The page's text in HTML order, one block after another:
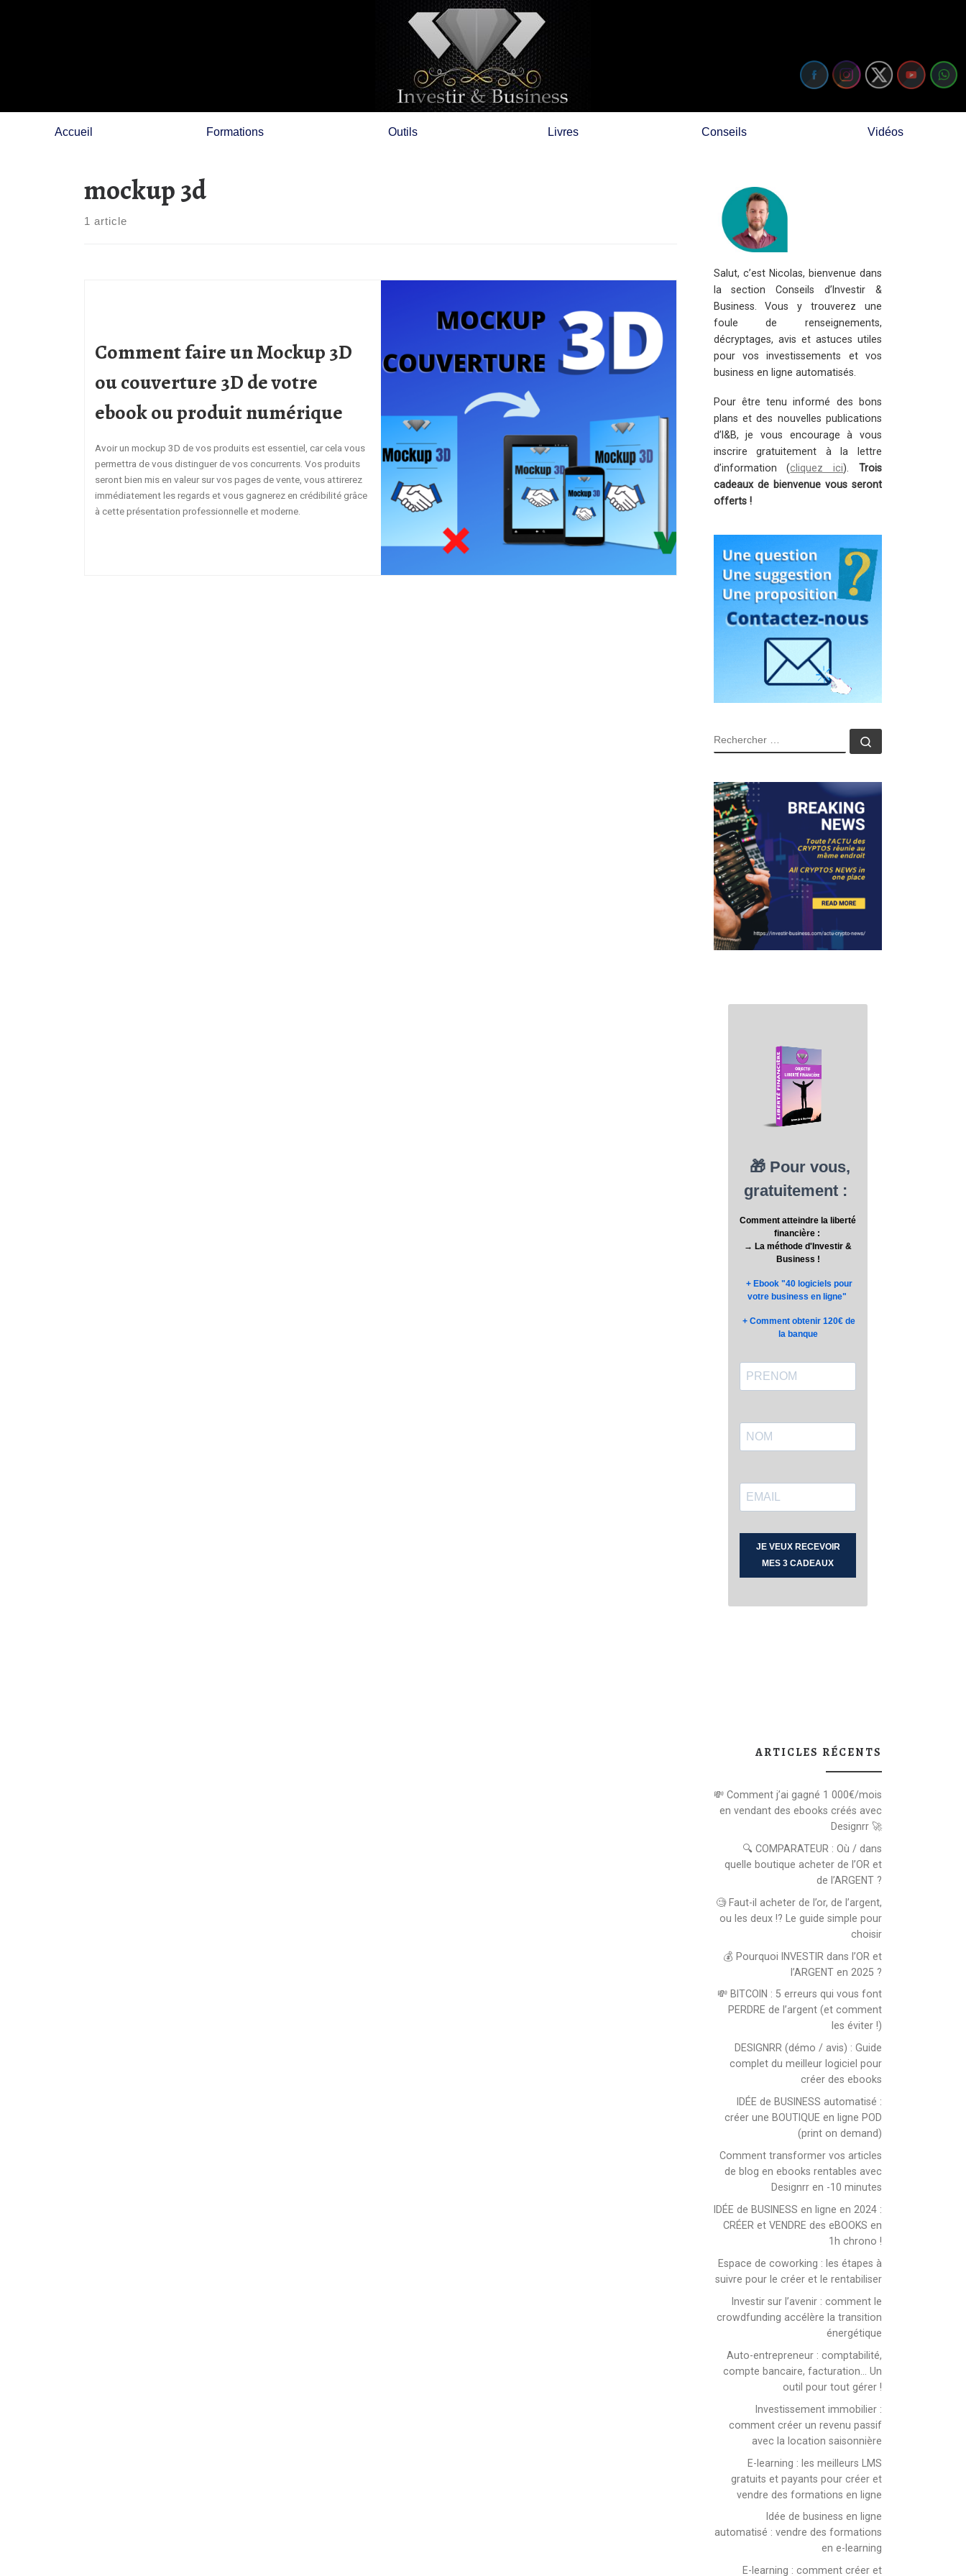
Accueil Formations Outils Livres Conseils Vidéos
mockup 3d
1 article
Comment faire un Mockup 3D
ou couverture 3D de votre
ebook ou produit numérique
Avoir un mockup 3D de vos produits est essentiel, car cela vous
permettra de vous distinguer de vos concurrents. Vos produits
seront bien mis en valeur sur vos pages de vente, vous attirerez
immédiatement les regards et vous gagnerez en crédibilité grâce
à cette présentation professionnelle et moderne.
Salut, c’est Nicolas, bienvenue dans
la section Conseils d’Investir &
Business. Vous y trouverez une
foule de renseignements,
décryptages, avis et astuces utiles
pour vos investissements et vos
business en ligne automatisés.
Pour être tenu informé des bons
plans et des nouvelles publications
d’I&B, je vous encourage à vous
inscrire gratuitement à la lettre
d’information (cliquez ici).Trois
cadeaux de bienvenue vous seront
offerts !
RECHERCHER
ARTICLES RÉCENTS
💸 Comment j’ai gagné 1 000€/mois
en vendant des ebooks créés avec
Designrr 🚀
🔍 COMPARATEUR : Où / dans
quelle boutique acheter de l’OR et
de l’ARGENT ?
🧐 Faut-il acheter de l’or, de l’argent,
ou les deux !? Le guide simple pour
choisir
💰 Pourquoi INVESTIR dans l’OR et
l’ARGENT en 2025 ?
💸 BITCOIN : 5 erreurs qui vous font
PERDRE de l’argent (et comment
les éviter !)
DESIGNRR (démo / avis) : Guide
complet du meilleur logiciel pour
créer des ebooks
IDÉE de BUSINESS automatisé :
créer une BOUTIQUE en ligne POD
(print on demand)
Comment transformer vos articles
de blog en ebooks rentables avec
Designrr en -10 minutes
IDÉE de BUSINESS en ligne en 2024 :
CRÉER et VENDRE des eBOOKS en
1h chrono !
Espace de coworking : les étapes à
suivre pour le créer et le rentabiliser
Investir sur l’avenir : comment le
crowdfunding accélère la transition
énergétique
Auto-entrepreneur : comptabilité,
compte bancaire, facturation… Un
outil pour tout gérer !
Investissement immobilier :
comment créer un revenu passif
avec la location saisonnière
E-learning : les meilleurs LMS
gratuits et payants pour créer et
vendre des formations en ligne
Idée de business en ligne
automatisé : vendre des formations
en e-learning
E-learning : comment créer et